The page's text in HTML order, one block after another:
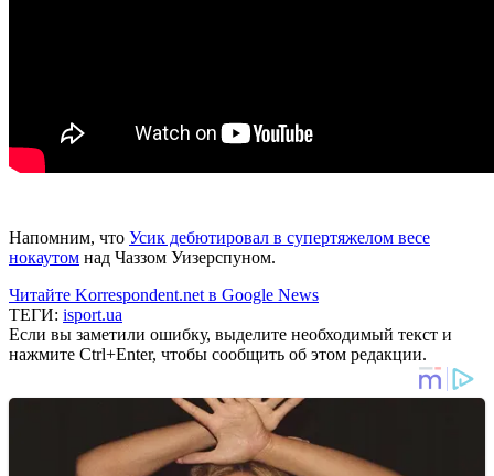
Напомним, что Усик дебютировал в супертяжелом весе
нокаутом над Чаззом Уизерспуном.
Читайте Korrespondent.net в Google News
ТЕГИ: isport.ua
Если вы заметили ошибку, выделите необходимый текст и
нажмите Ctrl+Enter, чтобы сообщить об этом редакции.